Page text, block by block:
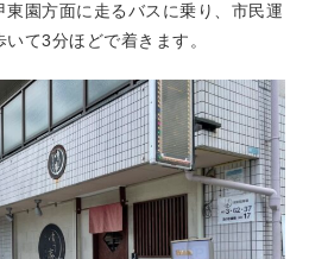
東園方面に走るバスに乗り、市民運
て3分ほどで着きます。